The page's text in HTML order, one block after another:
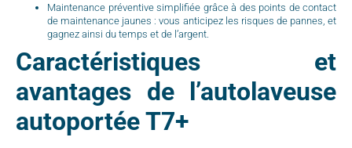
Maintenance préventive simplifiée grâce à des points de contact
de maintenance jaunes : vous anticipez les risques de pannes, et
gagnez ainsi du temps et de l’argent.
Caractéristiques et
avantages de l’autolaveuse
autoportée T7+